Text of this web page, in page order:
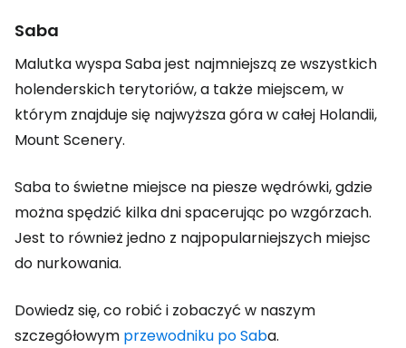
Saba
Malutka wyspa Saba jest najmniejszą ze wszystkich
holenderskich terytoriów, a także miejscem, w
którym znajduje się najwyższa góra w całej Holandii,
Mount Scenery.
Saba to świetne miejsce na piesze wędrówki, gdzie
można spędzić kilka dni spacerując po wzgórzach.
Jest to również jedno z najpopularniejszych miejsc
do nurkowania.
Dowiedz się, co robić i zobaczyć w naszym
szczegółowym przewodniku po Saba.